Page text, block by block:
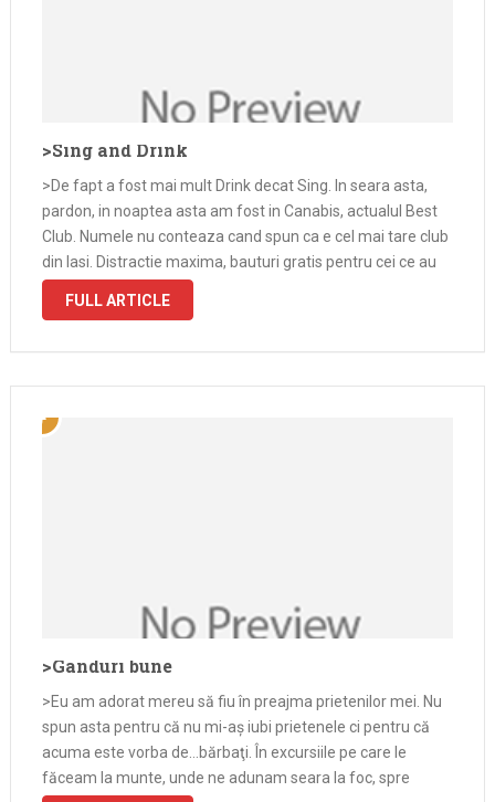
>Sing and Drink
>De fapt a fost mai mult Drink decat Sing. In seara asta,
pardon, in noaptea asta am fost in Canabis, actualul Best
Club. Numele nu conteaza cand spun ca e cel mai tare club
din Iasi. Distractie maxima, bauturi gratis pentru cei ce au
curaj sa …
FULL ARTICLE
>Ganduri bune
>Eu am adorat mereu să fiu în preajma prietenilor mei. Nu
spun asta pentru că nu mi-aş iubi prietenele ci pentru că
acuma este vorba de…bărbaţi. În excursiile pe care le
făceam la munte, unde ne adunam seara la foc, spre